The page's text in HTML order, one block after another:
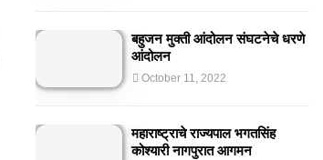
बहुजन मुक्ती आंदोलन संघटनेचे धरणे
आंदोलन
October 11, 2022
महाराष्ट्राचे राज्यपाल भगतसिंह
कोश्यारी नागपुरात आगमन